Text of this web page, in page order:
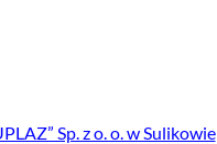
Sp. z o. o. w Sulikowie